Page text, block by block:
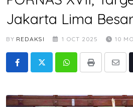
Jakarta Lima Besar
BY REDAKSI 1 OCT 2025 10
WhatsappPrint
Share